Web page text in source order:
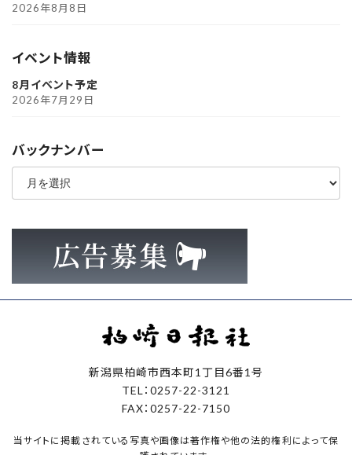
2026年8月8日
イベント情報
8月イベント予定
2026年7月29日
バックナンバー
ア
カ
ブ
新潟県柏崎市西本町1丁目6番1号
TEL：0257-22-3121
FAX：0257-22-7150
当サイトに掲載されている写真や画像は著作権や他の法的権利によって保